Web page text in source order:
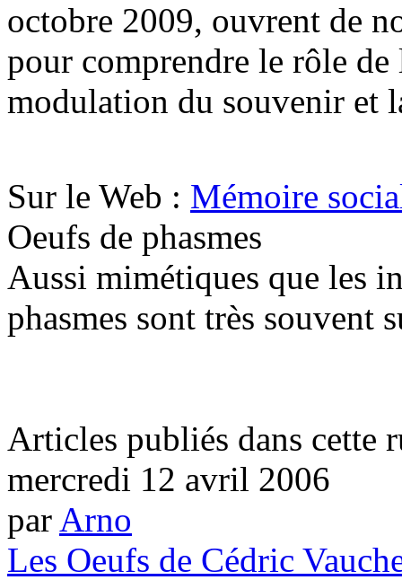
octobre 2009, ouvrent de
pour comprendre le rôle
modulation du souvenir et
Sur le Web : Mémoire
Oeufs de phasmes
Aussi mimétiques que les
phasmes sont très souvent
Articles publiés dans cette
mercredi 12 avril 2006
par Arno
Les Oeufs de Cédric